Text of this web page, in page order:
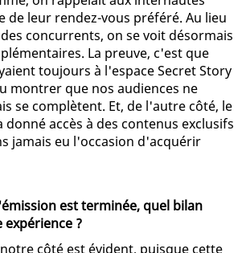
de leur rendez-vous préféré. Au lieu
concurrents, on se voit désormais
La preuve, c'est que
toujours à l'espace Secret Story
montrer que nos audiences ne
se complètent. Et, de l'autre côté, le
donné accès à des contenus exclusifs
jamais eu l'occasion d'acquérir
est terminée, quel bilan
?
notre côté est évident, puisque cette